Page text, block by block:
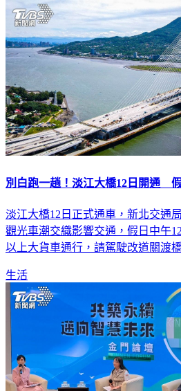
別白跑一趟！淡江大橋12日開通
淡江大橋12日正式通車，新北交通
觀光車潮交織影響交通，假日中午
以上大貨車通行，請駕駛改道關渡
生活